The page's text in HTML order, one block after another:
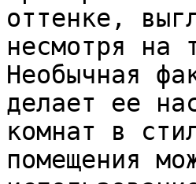
оттенке,
несмотря на
Необычная
делает ее
комнат в
помещения